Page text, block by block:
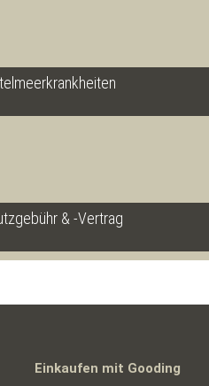
& -Vertrag
Einkaufen mit Gooding